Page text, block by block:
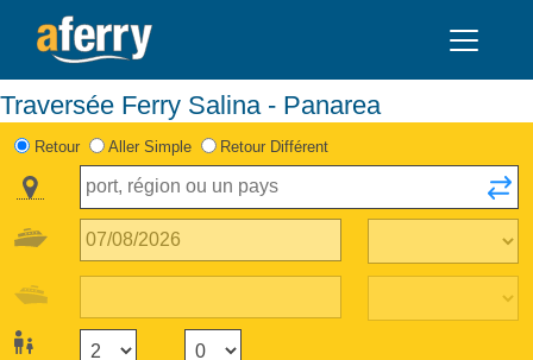
Traversée Ferry Salina - Panarea
Retour Aller Simple Retour Différent